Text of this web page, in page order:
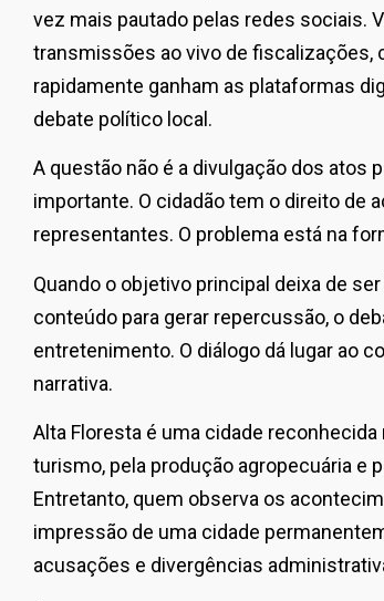
vez mais pautado pelas redes sociais.
transmissões ao vivo de
rapidamente ganham as plataformas
debate político local.
A questão não é a divulgação dos atos
importante. O cidadão tem o direito de
representantes. O problema está na
Quando o objetivo principal deixa de
conteúdo para gerar repercussão, o
entretenimento. O diálogo dá lugar ao
narrativa.
Alta Floresta é uma cidade
turismo, pela produção agropecuária e
Entretanto, quem observa os
impressão de uma cidade
acusações e divergências